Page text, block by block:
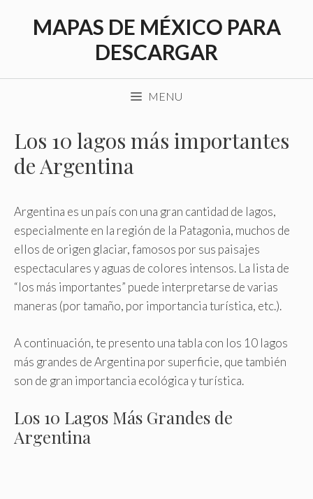
MAPAS DE MÉXICO PARA
DESCARGAR
MENU
Los 10 lagos más importantes
de Argentina
Argentina es un país con una gran cantidad de lagos,
especialmente en la región de la Patagonia, muchos de
ellos de origen glaciar, famosos por sus paisajes
espectaculares y aguas de colores intensos. La lista de
“los más importantes” puede interpretarse de varias
maneras (por tamaño, por importancia turística, etc.).
A continuación, te presento una tabla con los 10 lagos
más grandes de Argentina por superficie, que también
son de gran importancia ecológica y turística.
Los 10 Lagos Más Grandes de
Argentina